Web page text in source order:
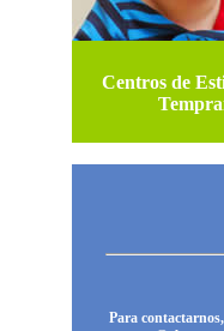
Centros de
Para